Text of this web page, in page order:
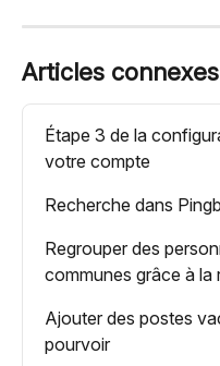
Articles connexes
Étape 3 de la
votre compte
Recherche dans
Regrouper des
communes grâce à la
Ajouter des postes
pourvoir